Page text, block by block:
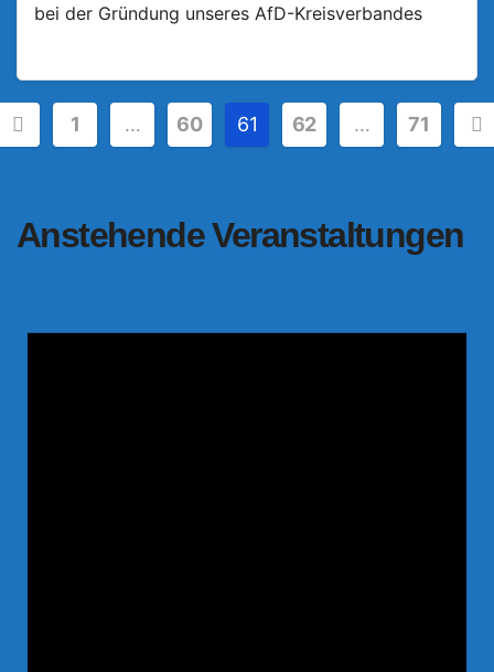
bei der Gründung unseres AfD-Kreisverbandes
1 … 60 61 62 … 71
Anstehende Veranstaltungen